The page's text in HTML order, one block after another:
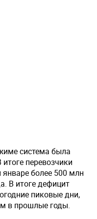
система была
перевозчики
более 500 млн
В итоге дефицит
пиковые дни,
в прошлые годы.